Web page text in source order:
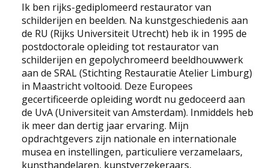
Ik ben rijks-gediplomeerd restaurator van
schilderijen en beelden. Na kunstgeschiedenis aan
de RU (Rijks Universiteit Utrecht) heb ik in 1995 de
postdoctorale opleiding tot restaurator van
schilderijen en gepolychromeerd beeldhouwwerk
aan de SRAL (Stichting Restauratie Atelier Limburg)
in Maastricht voltooid. Deze Europees
gecertificeerde opleiding wordt nu gedoceerd aan
de UvA (Universiteit van Amsterdam). Inmiddels heb
ik meer dan dertig jaar ervaring. Mijn
opdrachtgevers zijn nationale en internationale
musea en instellingen, particuliere verzamelaars,
kunsthandelaren, kunstverzekeraars,